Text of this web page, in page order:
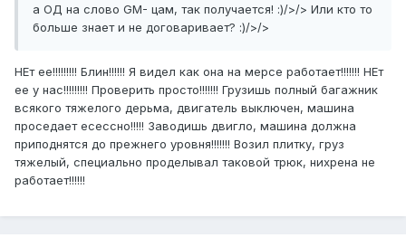
а ОД на слово GM- цам, так получается! :)/>/> Или кто то
больше знает и не договаривает? :)/>/>
НЕт ее!!!!!!!!! Блин!!!!!! Я видел как она на мерсе работает!!!!!!! НЕт
ее у нас!!!!!!!!! Проверить просто!!!!!!! Грузишь полный багажник
всякого тяжелого дерьма, двигатель выключен, машина
проседает есессно!!!!! Заводишь двигло, машина должна
приподнятся до прежнего уровня!!!!!!! Возил плитку, груз
тяжелый, специально проделывал таковой трюк, нихрена не
работает!!!!!!